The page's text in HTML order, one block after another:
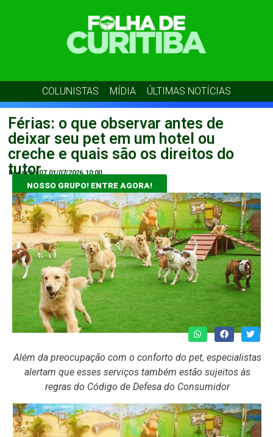
COLUNISTAS MÍDIA ÚLTIMAS NOTÍCIAS
Férias: o que observar antes de
deixar seu pet em um hotel ou
creche e quais são os direitos do
tutor
Redação 07 01/07/2026 10:00
NOSSO GRUPO! ENTRE AGORA!
Além da preocupação com o conforto do pet, especialistas
alertam que esses serviços também estão sujeitos às
regras do Código de Defesa do Consumidor